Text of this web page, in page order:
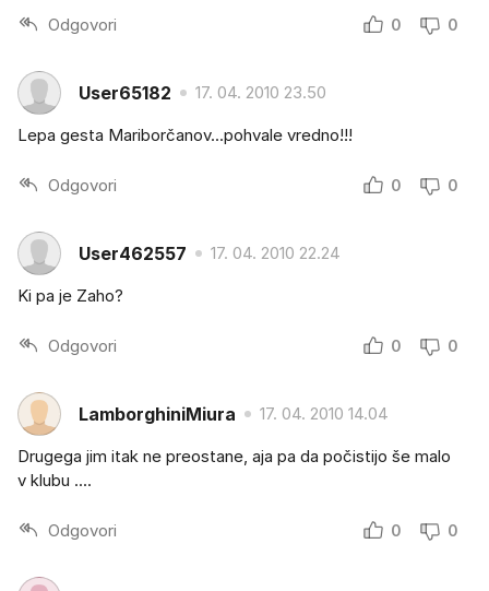
Odgovori 0 0
User65182 17. 04. 2010 23.50
Lepa gesta Mariborčanov...pohvale vredno!!!
Odgovori 0 0
User462557 17. 04. 2010 22.24
Ki pa je Zaho?
Odgovori 0 0
LamborghiniMiura 17. 04. 2010 14.04
Drugega jim itak ne preostane, aja pa da počistijo še malo
v klubu ....
Odgovori 0 0